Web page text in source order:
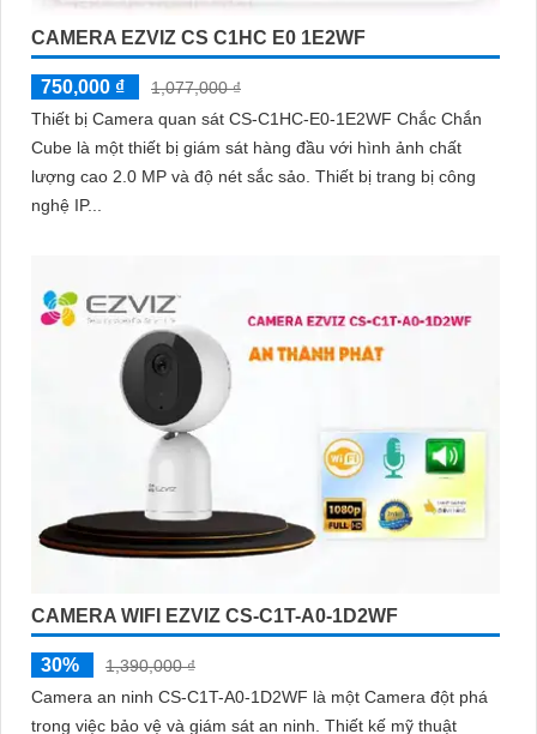
CAMERA EZVIZ CS C1HC E0 1E2WF
750,000 ₫
1,077,000 ₫
Thiết bị Camera quan sát CS-C1HC-E0-1E2WF Chắc Chắn
Cube là một thiết bị giám sát hàng đầu với hình ảnh chất
lượng cao 2.0 MP và độ nét sắc sảo. Thiết bị trang bị công
nghệ IP...
CAMERA WIFI EZVIZ CS-C1T-A0-1D2WF
30%
1,390,000 ₫
Camera an ninh CS-C1T-A0-1D2WF là một Camera đột phá
trong việc bảo vệ và giám sát an ninh. Thiết kế mỹ thuật